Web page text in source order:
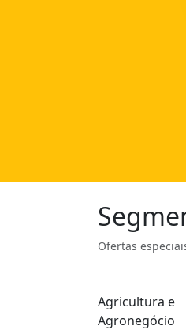
Ofertas
Agricultura e
Agronegócio